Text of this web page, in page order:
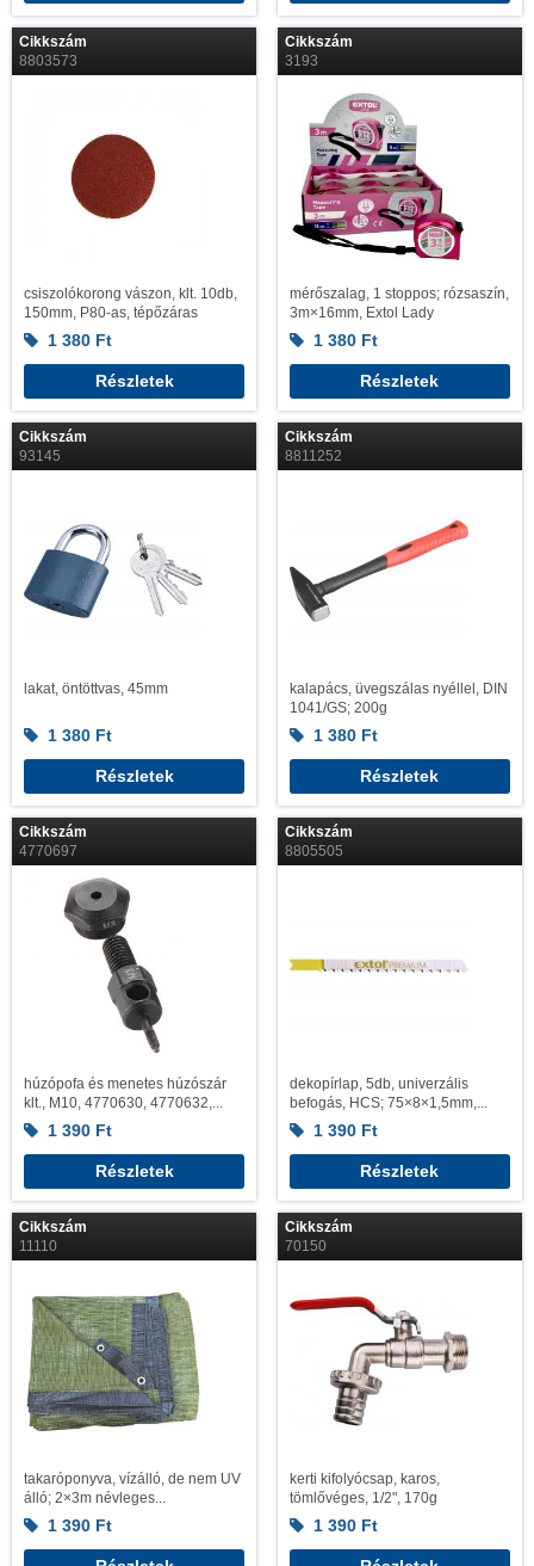
Cikkszám
8803573
csiszolókorong vászon, klt. 10db,
150mm, P80-as, tépőzáras
1 380 Ft
Részletek
Cikkszám
3193
mérőszalag, 1 stoppos; rózsaszín,
3m×16mm, Extol Lady
1 380 Ft
Részletek
Cikkszám
93145
lakat, öntöttvas, 45mm
1 380 Ft
Részletek
Cikkszám
8811252
kalapács, üvegszálas nyéllel, DIN
1041/GS; 200g
1 380 Ft
Részletek
Cikkszám
4770697
húzópofa és menetes húzószár
klt., M10, 4770630, 4770632,...
1 390 Ft
Részletek
Cikkszám
8805505
dekopírlap, 5db, univerzális
befogás, HCS; 75×8×1,5mm,...
1 390 Ft
Részletek
Cikkszám
11110
takaróponyva, vízálló, de nem UV
álló; 2×3m névleges...
1 390 Ft
Cikkszám
70150
kerti kifolyócsap, karos,
tömlővéges, 1/2", 170g
1 390 Ft